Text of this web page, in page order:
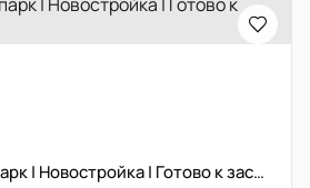
3 спальни, вид на парк | Новостройка | Готово к заселению